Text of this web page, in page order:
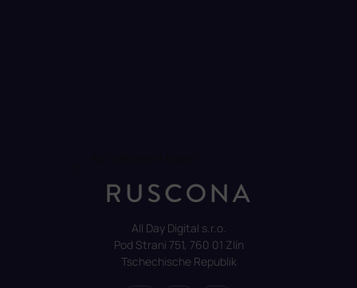
All Day Digital s.r.o.
Pod Strani 751, 760 01 Zlín
Tschechische Republik